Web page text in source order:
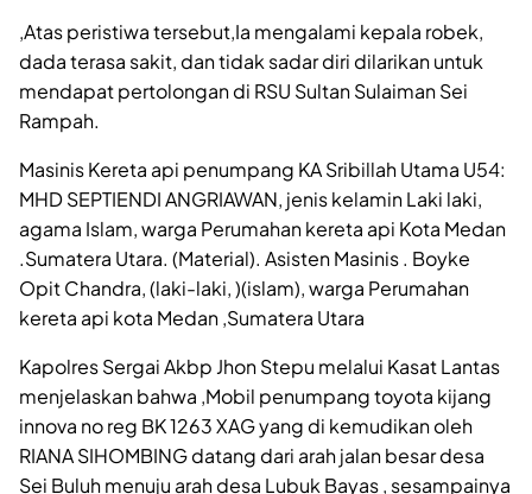
,Atas peristiwa tersebut,Ia mengalami kepala robek,
dada terasa sakit, dan tidak sadar diri dilarikan untuk
mendapat pertolongan di RSU Sultan Sulaiman Sei
Rampah.
Masinis Kereta api penumpang KA Sribillah Utama U54:
MHD SEPTIENDI ANGRIAWAN, jenis kelamin Laki laki,
agama Islam, warga Perumahan kereta api Kota Medan
.Sumatera Utara. (Material). Asisten Masinis . Boyke
Opit Chandra, (laki-laki, )(islam), warga Perumahan
kereta api kota Medan ,Sumatera Utara
Kapolres Sergai Akbp Jhon Stepu melalui Kasat Lantas
menjelaskan bahwa ,Mobil penumpang toyota kijang
innova no reg BK 1263 XAG yang di kemudikan oleh
RIANA SIHOMBING datang dari arah jalan besar desa
Sei Buluh menuju arah desa Lubuk Bayas , sesampainya